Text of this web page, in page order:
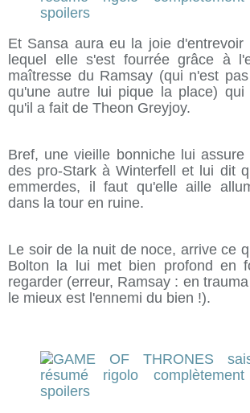
Et Sansa aura eu la joie d'entrevoir
lequel elle s'est fourrée grâce à
maîtresse du Ramsay (qui n'est
qu'une autre lui pique la place) qui
qu'il a fait de Theon Greyjoy.
Bref, une vieille bonniche lui
des pro-Stark à Winterfell et lui dit
emmerdes, il faut qu'elle aille
dans la tour en ruine.
Le soir de la nuit de noce, arrive ce
Bolton la lui met bien profond en
regarder (erreur, Ramsay : en
le mieux est l'ennemi du bien !).